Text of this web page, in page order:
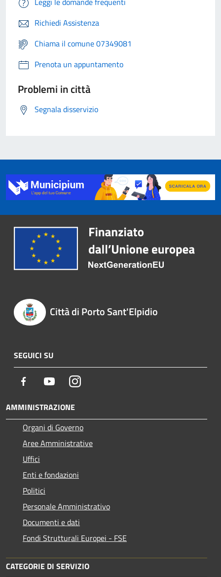
Richiedi Assistenza
Chiama il comune 07349081
Prenota un appuntamento
Problemi in città
Segnala disservizio
Città di Porto Sant'Elpidio
SEGUICI SU
Facebook YoutubeInstagram
AMMINISTRAZIONE
Organi di Governo
Aree Amministrative
Uffici
Enti e fondazioni
Politici
Personale Amministrativo
Documenti e dati
Fondi Strutturali Europei - FSE
CATEGORIE DI SERVIZIO